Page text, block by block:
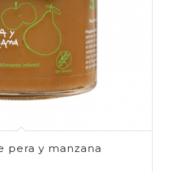
pera y manzana